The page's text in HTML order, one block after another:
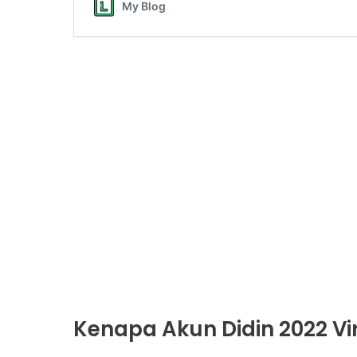
Kenapa Akun Didin 2022